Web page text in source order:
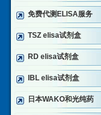
免费代测ELISA服务
TSZ elisa试剂盒
RD elisa试剂盒
IBL elisa试剂盒
日本WAKO和光纯药